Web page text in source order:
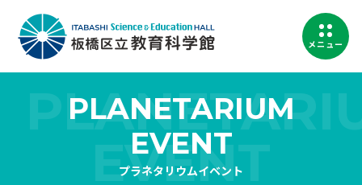
メニュー
PLANETARIUM
EVENT
プラネタリウムイベント